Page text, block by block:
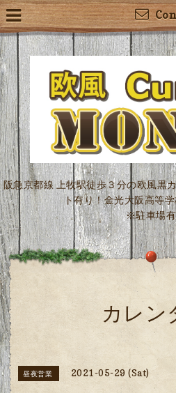
阪急京都線 上牧駅徒歩３分の欧風黒
ト有り！金光大阪高等
※駐車場
カレン
昼夜営業 2021-05-29 (Sat)